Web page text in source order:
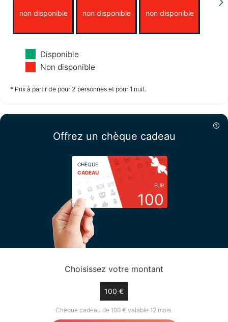
non disponible non disponible non disponible
Mercredi
12/08
non disponible non disponible
15/08
non disponible
Disponible
Non disponible
* Prix à partir de pour 2 personnes et pour 1 nuit.
Offrez un chèque cadeau
CHÈQUE
CADEAU
EUR
100
Choisissez votre montant
100 €
Chèque cadeau de 100 € valable 12 mois.